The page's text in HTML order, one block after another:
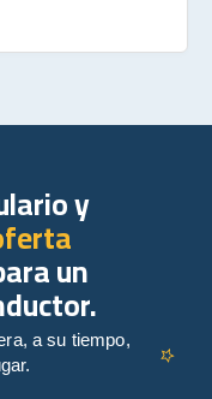
y
un
a su tiempo,